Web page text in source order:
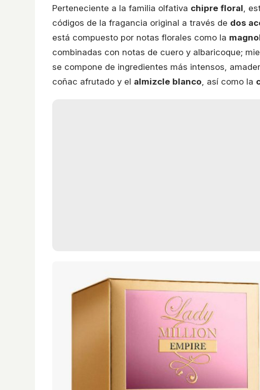
Perteneciente a la familia olfativa chipre floral ,
códigos de la fragancia original a través de dos
está compuesto por notas florales como la
combinadas con notas de cuero y albaricoque;
se compone de ingredientes más intensos,
coñac afrutado y el almizcle blanco , así como la